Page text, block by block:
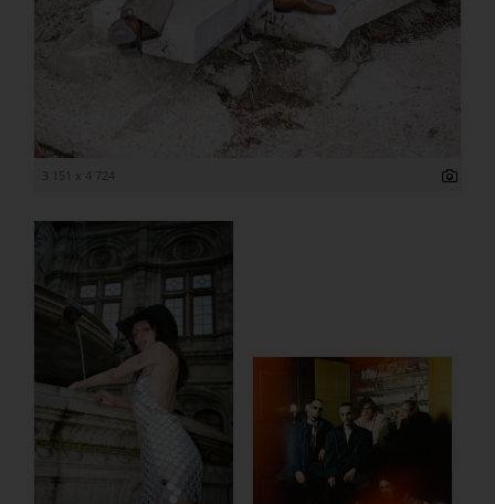
3 151 x 4 724